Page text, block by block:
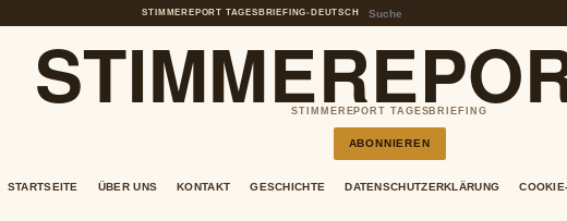
STIMMEREPORT TAGESBRIEFING• DEUTSCH
STIMMEREPORT TAGESBRIEFING
ABONNIEREN
STARTSEITE ÜBER UNS KONTAKT GESCHICHTE DATENSCHUTZERKLÄRUNG